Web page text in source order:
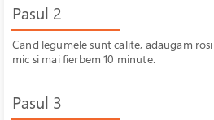
Pasul 2
Cand legumele sunt calite, adaugam
mic si mai fierbem 10 minute.
Pasul 3